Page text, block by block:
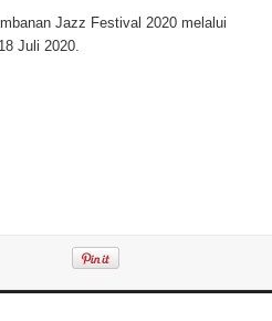
Jazz Festival 2020 melalui
Juli 2020.